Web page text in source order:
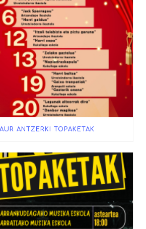
ANTZERKI TOPAKETAK